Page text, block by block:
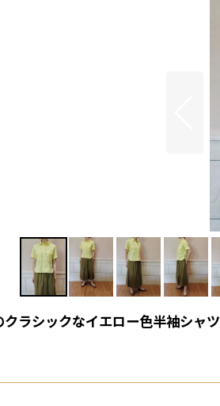
ラシックなイエロー色半袖シャツ